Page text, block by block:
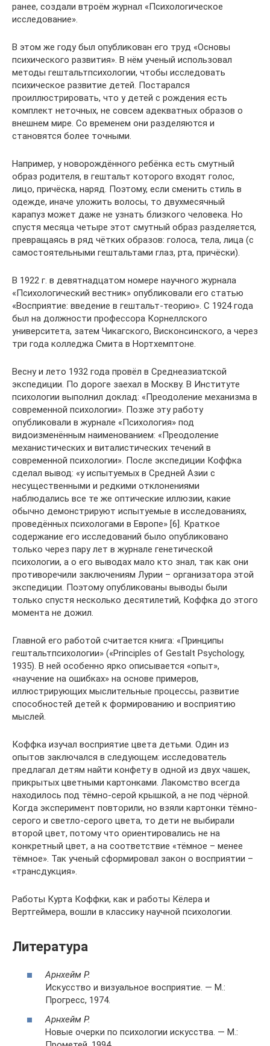
ранее, создали втроём журнал «Психологическое
исследование».
В этом же году был опубликован его труд «Основы
психического развития». В нём ученый использовал
методы гештальтпсихологии, чтобы исследовать
психическое развитие детей. Постарался
проиллюстрировать, что у детей с рождения есть
комплект неточных, не совсем адекватных образов о
внешнем мире. Со временем они разделяются и
становятся более точными.
Например, у новорождённого ребёнка есть смутный
образ родителя, в гештальт которого входят голос,
лицо, причёска, наряд. Поэтому, если сменить стиль в
одежде, иначе уложить волосы, то двухмесячный
карапуз может даже не узнать близкого человека. Но
спустя месяца четыре этот смутный образ разделяется,
превращаясь в ряд чётких образов: голоса, тела, лица (с
самостоятельными гештальтами глаз, рта, причёски).
В 1922 г. в девятнадцатом номере научного журнала
«Психологический вестник» опубликовали его статью
«Восприятие: введение в гештальт-теорию». С 1924 года
был на должности профессора Корнеллского
университета, затем Чикагского, Висконсинского, а через
три года колледжа Смита в Нортхемптоне.
Весну и лето 1932 года провёл в Среднеазиатской
экспедиции. По дороге заехал в Москву. В Институте
психологии выполнил доклад: «Преодоление механизма в
современной психологии». Позже эту работу
опубликовали в журнале «Психология» под
видоизменённым наименованием: «Преодоление
механистических и виталистических течений в
современной психологии». После экспедиции Коффка
сделал вывод: «у испытуемых в Средней Азии с
несущественными и редкими отклонениями
наблюдались все те же оптические иллюзии, какие
обычно демонстрируют испытуемые в исследованиях,
проведённых психологами в Европе» [6]. Краткое
содержание его исследований было опубликовано
только через пару лет в журнале генетической
психологии, а о его выводах мало кто знал, так как они
противоречили заключениям Лурии – организатора этой
экспедиции. Поэтому опубликованы выводы были
только спустя несколько десятилетий, Коффка до этого
момента не дожил.
Главной его работой считается книга: «Принципы
гештальтпсихологии» («Principles of Gestalt Psychology,
1935). В ней особенно ярко описывается «опыт»,
«научение на ошибках» на основе примеров,
иллюстрирующих мыслительные процессы, развитие
способностей детей к формированию и восприятию
мыслей.
Коффка изучал восприятие цвета детьми. Один из
опытов заключался в следующем: исследователь
предлагал детям найти конфету в одной из двух чашек,
прикрытых цветными картонками. Лакомство всегда
находилось под тёмно-серой крышкой, а не под чёрной.
Когда эксперимент повторили, но взяли картонки тёмно-
серого и светло-серого цвета, то дети не выбирали
второй цвет, потому что ориентировались не на
конкретный цвет, а на соответствие «тёмное – менее
тёмное». Так ученый сформировал закон о восприятии –
«трансдукция».
Работы Курта Коффки, как и работы Кёлера и
Вертгеймера, вошли в классику научной психологии.
Литература
Арнхейм Р.
Искусство и визуальное восприятие. — М.:
Прогресс, 1974.
Арнхейм Р.
Новые очерки по психологии искусства. — М.: